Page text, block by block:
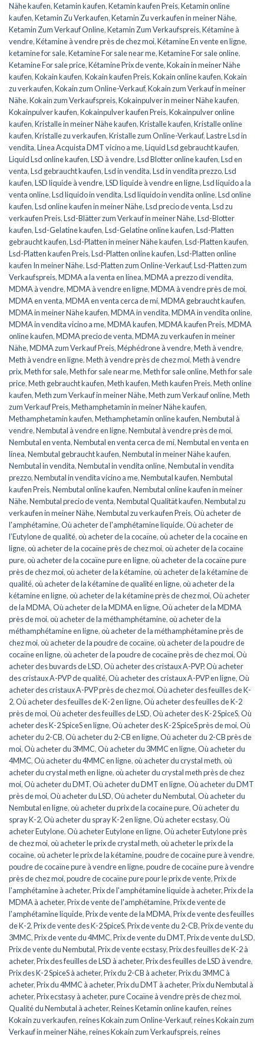
Nähe kaufen,Ketamin kaufen,Ketamin kaufen Preis,Ketamin online
kaufen,Ketamin Zu Verkaufen,Ketamin Zu verkaufen in meiner Nähe,
Ketamin Zum Verkauf Online,Ketamin Zum Verkaufspreis,Kétamine à
vendre,Kétamine à vendre près de chez moi,Kétamine En vente en ligne,
ketamine for sale,Ketamine For sale near me,Ketamine For sale online,
Ketamine For sale price,Kétamine Prix de vente,Kokain in meiner Nähe
kaufen,Kokain kaufen,Kokain kaufen Preis,Kokain online kaufen,Kokain
zu verkaufen,Kokain zum Online-Verkauf,Kokain zum Verkauf in meiner
Nähe,Kokain zum Verkaufspreis,Kokainpulver in meiner Nähe kaufen,
Kokainpulver kaufen,Kokainpulver kaufen Preis,Kokainpulver online
kaufen,Kristalle in meiner Nähe kaufen,Kristalle kaufen,Kristalle online
kaufen,Kristalle zu verkaufen,Kristalle zum Online-Verkauf,Lastre Lsd in
vendita,Linea Acquista DMT vicino a me,Liquid Lsd gebraucht kaufen,
Liquid Lsd online kaufen,LSD à vendre,Lsd Blotter online kaufen,Lsd en
venta,Lsd gebraucht kaufen,Lsd in vendita,Lsd in vendita prezzo,Lsd
kaufen,LSD liquide à vendre,LSD liquide à vendre en ligne,Lsd líquido a la
venta online,Lsd liquido in vendita,Lsd liquido in vendita online,Lsd online
kaufen,Lsd online kaufen in meiner Nähe,Lsd precio de venta,Lsd zu
verkaufen Preis,Lsd-Blätter zum Verkauf in meiner Nähe,Lsd-Blotter
kaufen,Lsd-Gelatine kaufen,Lsd-Gelatine online kaufen,Lsd-Platten
gebraucht kaufen,Lsd-Platten in meiner Nähe kaufen,Lsd-Platten kaufen,
Lsd-Platten kaufen Preis,Lsd-Platten online kaufen,Lsd-Platten online
kaufen In meiner Nähe,Lsd-Platten zum Online-Verkauf,Lsd-Platten zum
Verkaufspreis,MDMA a la venta en línea,MDMA a prezzo di vendita,
MDMA à vendre,MDMA à vendre en ligne,MDMA à vendre près de moi,
MDMA en venta,MDMA en venta cerca de mí,MDMA gebraucht kaufen,
MDMA in meiner Nähe kaufen,MDMA in vendita,MDMA in vendita online,
MDMA in vendita vicino a me,MDMA kaufen,MDMA kaufen Preis,MDMA
online kaufen,MDMA precio de venta,MDMA zu verkaufen in meiner
Nähe,MDMA zum Verkauf Preis,Méphédrone à vendre,Meth à vendre,
Meth à vendre en ligne,Meth à vendre près de chez moi,Meth à vendre
prix,Meth for sale,Meth for sale near me,Meth for sale online,Meth for sale
price,Meth gebraucht kaufen,Meth kaufen,Meth kaufen Preis,Meth online
kaufen,Meth zum Verkauf in meiner Nähe,Meth zum Verkauf online,Meth
zum Verkauf Preis,Methamphetamin in meiner Nähe kaufen,
Methamphetamin kaufen,Methamphetamin online kaufen,Nembutal à
vendre,Nembutal à vendre en ligne,Nembutal à vendre près de moi,
Nembutal en venta,Nembutal en venta cerca de mí,Nembutal en venta en
línea,Nembutal gebraucht kaufen,Nembutal in meiner Nähe kaufen,
Nembutal in vendita,Nembutal in vendita online,Nembutal in vendita
prezzo,Nembutal in vendita vicino a me,Nembutal kaufen,Nembutal
kaufen Preis,Nembutal online kaufen,Nembutal online kaufen in meiner
Nähe,Nembutal precio de venta,Nembutal Qualität kaufen,Nembutal zu
verkaufen in meiner Nähe,Nembutal zu verkaufen Preis,Où acheter de
l'amphétamine,Où acheter de l'amphétamine liquide,Où acheter de
l’Eutylone de qualité,où acheter de la cocaïne,où acheter de la cocaïne en
ligne,où acheter de la cocaïne près de chez moi,où acheter de la cocaïne
pure,où acheter de la cocaïne pure en ligne,où acheter de la cocaïne pure
près de chez moi,où acheter de la kétamine,où acheter de la kétamine de
qualité,où acheter de la kétamine de qualité en ligne,où acheter de la
kétamine en ligne,où acheter de la kétamine près de chez moi,Où acheter
de la MDMA,Où acheter de la MDMA en ligne,Où acheter de la MDMA
près de moi,où acheter de la méthamphétamine,où acheter de la
méthamphétamine en ligne,où acheter de la méthamphétamine près de
chez moi,où acheter de la poudre de cocaïne,où acheter de la poudre de
cocaïne en ligne,où acheter de la poudre de cocaïne près de chez moi,Où
acheter des buvards de LSD,Où acheter des cristaux A-PVP,Où acheter
des cristaux A-PVP de qualité,Où acheter des cristaux A-PVP en ligne,Où
acheter des cristaux A-PVP près de chez moi,Où acheter des feuilles de K-
2,Où acheter des feuilles de K-2 en ligne,Où acheter des feuilles de K-2
près de moi,Où acheter des feuilles de LSD,Où acheter des K-2 SpiceS,Où
acheter des K-2 SpiceS en ligne,Où acheter des K-2 SpiceS près de moi,Où
acheter du 2-CB,Où acheter du 2-CB en ligne,Où acheter du 2-CB près de
moi,Où acheter du 3MMC,Où acheter du 3MMC en ligne,Où acheter du
4MMC,Où acheter du 4MMC en ligne,où acheter du crystal meth,où
acheter du crystal meth en ligne,où acheter du crystal meth près de chez
moi,Où acheter du DMT,Où acheter du DMT en ligne,Où acheter du DMT
près de moi,Où acheter du LSD,Où acheter du Nembutal,Où acheter du
Nembutal en ligne,où acheter du prix de la cocaïne pure,Où acheter du
spray K-2,Où acheter du spray K-2 en ligne,Où acheter ecstasy,Où
acheter Eutylone,Où acheter Eutylone en ligne,Où acheter Eutylone près
de chez moi,où acheter le prix de crystal meth,où acheter le prix de la
cocaïne,où acheter le prix de la kétamine,poudre de cocaïne pure à vendre,
poudre de cocaïne pure à vendre en ligne,poudre de cocaïne pure à vendre
près de chez moi,poudre de cocaïne pure pour le prix de vente,Prix de
l'amphétamine à acheter,Prix de l'amphétamine liquide à acheter,Prix de la
MDMA à acheter,Prix de vente de l'amphétamine,Prix de vente de
l'amphétamine liquide,Prix de vente de la MDMA,Prix de vente des feuilles
de K-2,Prix de vente des K-2 SpiceS,Prix de vente du 2-CB,Prix de vente du
3MMC,Prix de vente du 4MMC,Prix de vente du DMT,Prix de vente du LSD,
Prix de vente du Nembutal,Prix de vente ecstasy,Prix des feuilles de K-2 à
acheter,Prix des feuilles de LSD à acheter,Prix des feuilles de LSD à vendre,
Prix des K-2 SpiceS à acheter,Prix du 2-CB à acheter,Prix du 3MMC à
acheter,Prix du 4MMC à acheter,Prix du DMT à acheter,Prix du Nembutal à
acheter,Prix ecstasy à acheter,pure Cocaïne à vendre près de chez moi,
Qualité du Nembutal à acheter,Reines Ketamin online kaufen,reines
Kokain zu verkaufen,reines Kokain zum Online-Verkauf,reines Kokain zum
Verkauf in meiner Nähe,reines Kokain zum Verkaufspreis,reines